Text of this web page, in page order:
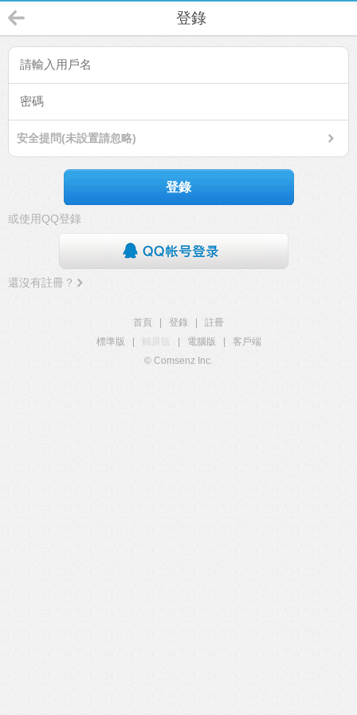
登錄
安全提問(未設置請忽略)
登錄
或使用QQ登錄
還沒有註冊？
首頁 登錄
註冊
標準版
觸屏版 電腦版
客戶端
© Comsenz Inc.